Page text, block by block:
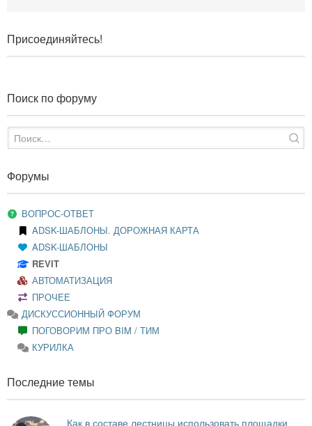
Присоединяйтесь!
Поиск по форуму
Форумы
ВОПРОС-ОТВЕТ
ADSK-ШАБЛОНЫ. ДОРОЖНАЯ КАРТА
ADSK-ШАБЛОНЫ
REVIT
АВТОМАТИЗАЦИЯ
ПРОЧЕЕ
ДИСКУССИОННЫЙ ФОРУМ
ПОГОВОРИМ ПРО BIM / ТИМ
КУРИЛКА
Последние темы
Как в составе лестницы использовать площадки